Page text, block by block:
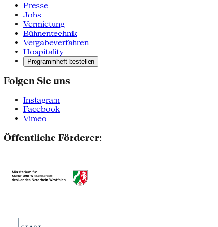
Presse
Jobs
Vermietung
Bühnentechnik
Vergabeverfahren
Hospitality
Programmheft bestellen
Folgen Sie uns
Instagram
Facebook
Vimeo
Öffentliche Förderer: